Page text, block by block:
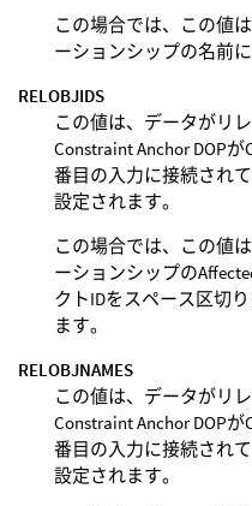
この場合では、この値
ーションシップの名前に
RELOBJIDS
この値は、データがリ
Constraint Anchor DOP
番目の入力に接続され
設定されます。
この場合では、この値
ーションシップの
クトIDをスペース区切
ます。
RELOBJNAMES
この値は、データがリ
Constraint Anchor DOP
番目の入力に接続され
設定されます。